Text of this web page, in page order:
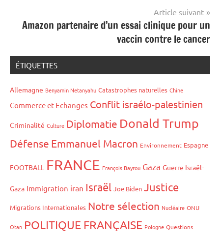
Article suivant
Amazon partenaire d’un essai clinique pour un
vaccin contre le cancer
ÉTIQUETTES
Allemagne Benyamin Netanyahu Catastrophes naturelles Chine
Commerce et Echanges Conflit israélo-palestinien
Criminalité Culture Diplomatie Donald Trump
Défense Emmanuel Macron Environnement Espagne
FOOTBALL FRANCE François Bayrou Gaza Guerre Israël-
Gaza Immigration iran Israël Joe Biden Justice
Migrations Internationales Notre sélection Nucléaire ONU
Otan POLITIQUE FRANÇAISE Pologne Questions